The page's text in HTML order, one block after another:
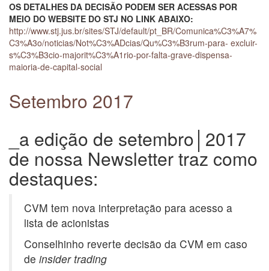
OS DETALHES DA DECISÃO PODEM SER ACESSAS POR
MEIO DO WEBSITE DO STJ NO LINK ABAIXO:
http://www.stj.jus.br/sites/STJ/default/pt_BR/Comunica%C3%A7%
C3%A3o/noticias/Not%C3%ADcias/Qu%C3%B3rum-para- excluir-
s%C3%B3cio-majorit%C3%A1rio-por-falta-grave-dispensa-
maioria-de-capital-social
Setembro 2017
_a edição de setembro│2017
de nossa Newsletter traz como
destaques:
CVM tem nova interpretação para acesso a
lista de acionistas
Conselhinho reverte decisão da CVM em caso
de insider trading